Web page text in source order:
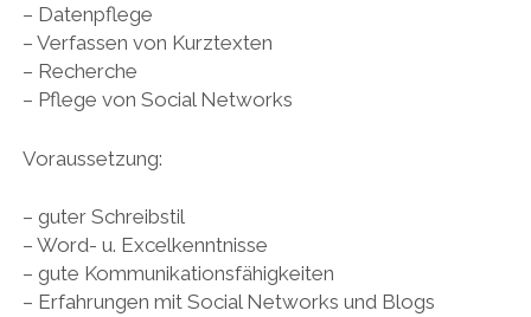
– Datenpflege
– Verfassen von Kurztexten
– Recherche
– Pflege von Social Networks
Voraussetzung:
– guter Schreibstil
– Word- u. Excelkenntnisse
– gute Kommunikationsfähigkeiten
– Erfahrungen mit Social Networks und Blogs